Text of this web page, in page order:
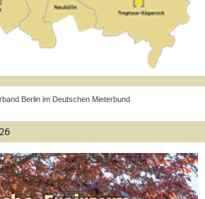
Berlin im Deutschen Mieterbund